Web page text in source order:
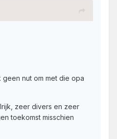
nut om met die opa
zeer divers en zeer
toekomst misschien